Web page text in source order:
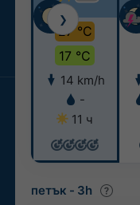
27 °C
17 °C
14 km/h
-
11 ч
❯
петък - 3h